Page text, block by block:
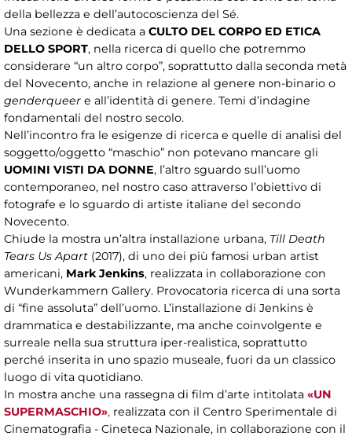
della bellezza e dell’autocoscienza del Sé.
Una sezione è dedicata a CULTO DEL CORPO ED ETICA
DELLO SPORT, nella ricerca di quello che potremmo
considerare “un altro corpo”, soprattutto dalla seconda metà
del Novecento, anche in relazione al genere non-binario o
genderqueer e all’identità di genere. Temi d’indagine
fondamentali del nostro secolo.
Nell’incontro fra le esigenze di ricerca e quelle di analisi del
soggetto/oggetto “maschio” non potevano mancare gli
UOMINI VISTI DA DONNE, l’altro sguardo sull’uomo
contemporaneo, nel nostro caso attraverso l’obiettivo di
fotografe e lo sguardo di artiste italiane del secondo
Novecento.
Chiude la mostra un’altra installazione urbana, Till Death
Tears Us Apart (2017), di uno dei più famosi urban artist
americani, Mark Jenkins, realizzata in collaborazione con
Wunderkammern Gallery. Provocatoria ricerca di una sorta
di “fine assoluta” dell’uomo. L’installazione di Jenkins è
drammatica e destabilizzante, ma anche coinvolgente e
surreale nella sua struttura iper-realistica, soprattutto
perché inserita in uno spazio museale, fuori da un classico
luogo di vita quotidiano.
In mostra anche una rassegna di film d’arte intitolata «UN
SUPERMASCHIO», realizzata con il Centro Sperimentale di
Cinematografia - Cineteca Nazionale, in collaborazione con il